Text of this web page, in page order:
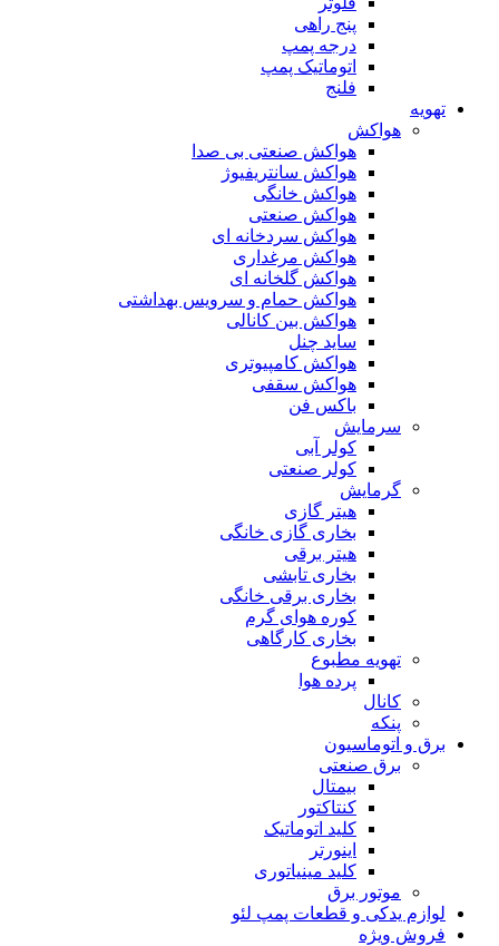
پنج راهی
درجه پمپ
اتوماتیک پمپ
فلنج
تهویه
هواکش
هواکش صنعتی بی صدا
هواکش سانتریفیوژ
هواکش خانگی
هواکش صنعتی
هواکش سردخانه ای
هواکش مرغداری
هواکش گلخانه ای
هواکش حمام و سرویس بهداشتی
هواکش بین کانالی
ساید چنل
هواکش کامپیوتری
هواکش سقفی
باکس فن
سرمایش
کولر آبی
کولر صنعتی
گرمایش
هیتر گازی
بخاری گازی خانگی
هیتر برقی
بخاری تابشی
بخاری برقی خانگی
کوره هوای گرم
بخاری کارگاهی
تهویه مطبوع
پرده هوا
کانال
پنکه
برق و اتوماسیون
برق صنعتی
بیمتال
کنتاکتور
کلید اتوماتیک
اینورتر
کلید مینیاتوری
موتور برق
لوازم یدکی و قطعات پمپ لئو
فروش ویژه